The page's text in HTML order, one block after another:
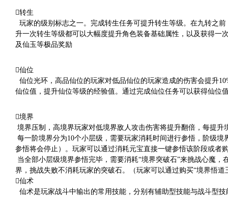
转生
玩家的级别标志之一。完成转生任务可提升转生等级。在九转之
升一次转生等级都可以大幅度提升角色装备基础属性，以及获得一
及仙玉等极品奖励
仙位
仙位光环，高品仙位的玩家对低品仙位的玩家造成的伤害会提升
仙位值，提升仙位等级的经验值。通过完成仙位任务可以获得仙位
境界
境界压制，高境界玩家对低境界敌人攻击伤害将提升翻倍，每提升
每一阶境界分为10个小层级，需要玩家消耗时间进行参悟，阶级
参悟将会停止）。玩家可以通过消耗元宝直接一键参悟该阶段或者
当全部小层级境界参悟完毕，需要消耗“境界突破石”来挑战心魔
界，挑战失败不消耗玩家的突破石。（玩家可以通过购买“境界悟
仙术
仙术是玩家战斗中输出的常用技能，分别有辅助型技能与战斗型